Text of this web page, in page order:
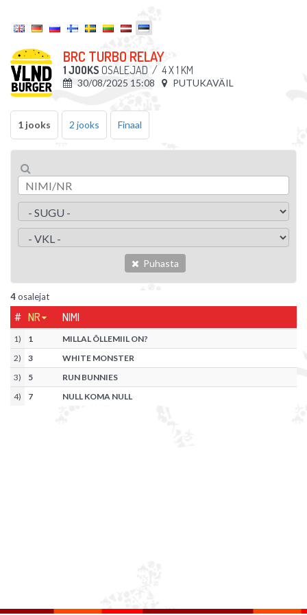
BRC TURBO RELAY
1 JOOKS OSALEJAD / 4 X 1 KM
30/08/2025 15:08 PUTUKAVÄIL
1 jooks 2 jooks Finaal
Puhasta
4osalejat
# NR NIMI
1) 1
MILLAL ÕLLEMIIL ON?
2) 3
WHITE MONSTER
3) 5
RUN BUNNIES
4) 7 NULL KOMA NULL